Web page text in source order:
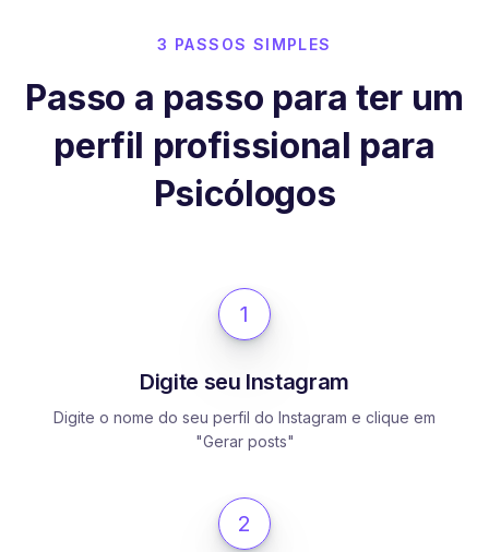
3 PASSOS SIMPLES
Passo a passo para ter um
perfil profissional para
Psicólogos
1
Digite seu Instagram
Digite o nome do seu perfil do Instagram e clique em
"Gerar posts"
2